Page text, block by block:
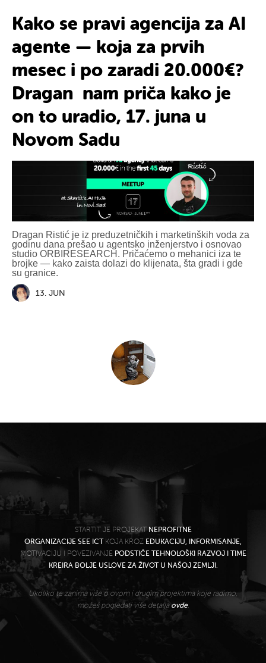
Kako se pravi agencija za AI
agente — koja za prvih
mesec i po zaradi 20.000€?
Dragan nam priča kako je
on to uradio, 17. juna u
Novom Sadu
Dragan Ristić je iz preduzetničkih i marketinških voda za
godinu dana prešao u agentsko inženjerstvo i osnovao
studio ORBIRESEARCH. Pričaćemo o mehanici iza te
brojke — kako zaista dolazi do klijenata, šta gradi i gde
su granice.
13. JUN
STARTIT JE PROJEKAT NEPROFITNE
ORGANIZACIJE SEE ICTKOJA KROZ EDUKACIJU, INFORMISANJE,
MOTIVACIJU I POVEZIVANJE PODSTIČE TEHNOLOŠKI RAZVOJ I TIME
KREIRA BOLJE USLOVE ZA ŽIVOT U NAŠOJ ZEMLJI.
Ukoliko te zanima više o ovom i drugim projektima koje radimo,
možeš pogledati više detalja ovde.